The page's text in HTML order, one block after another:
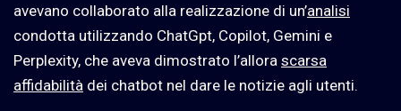
avevano collaborato alla realizzazione di un’analisi
condotta utilizzando ChatGpt, Copilot, Gemini e
Perplexity, che aveva dimostrato l’allora scarsa
affidabilità dei chatbot nel dare le notizie agli utenti.